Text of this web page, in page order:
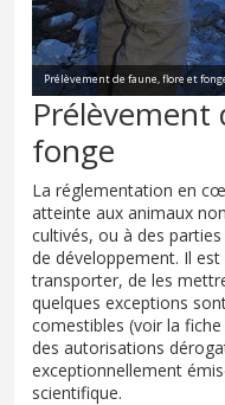
Prélèvement de faune, flore et
fonge
La réglementation en
atteinte aux animaux
cultivés, ou à des
de développement. Il
transporter, de les
quelques exceptions
comestibles (voir la
des autorisations
exceptionnellement
scientifique.